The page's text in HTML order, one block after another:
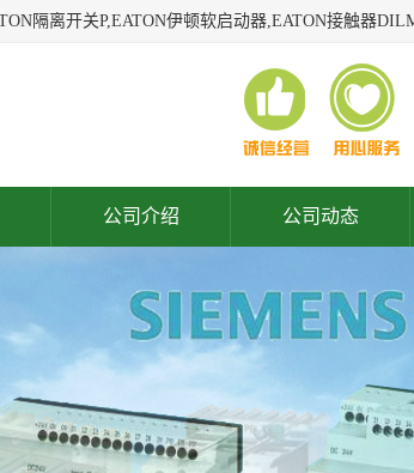
公司介绍 公司动态